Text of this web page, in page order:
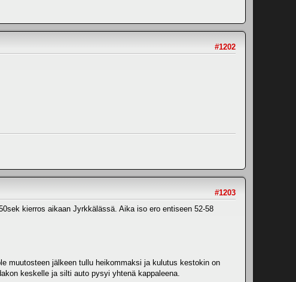
#1202
#1203
kierros aikaan Jyrkkälässä. Aika iso ero entiseen 52-58
muutosteen jälkeen tullu heikommaksi ja kulutus kestokin on
keskelle ja silti auto pysyi yhtenä kappaleena.